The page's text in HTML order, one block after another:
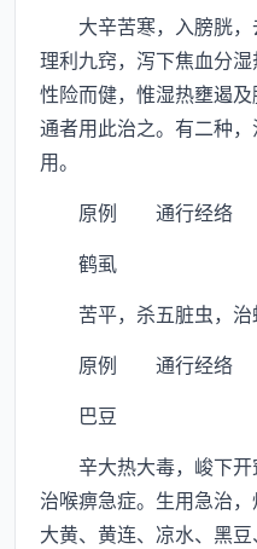
大辛苦寒，入膀胱，
理利九窍，泻下焦血分湿
性险而健，惟湿热壅遏
通者用此治之。有二种
用。
原例 通行经络
鹤虱
苦平，杀五脏虫，治
原例 通行经络
巴豆
辛大热大毒，峻下开
治喉痹急症。生用急治，
大黄、黄连、凉水、黑豆